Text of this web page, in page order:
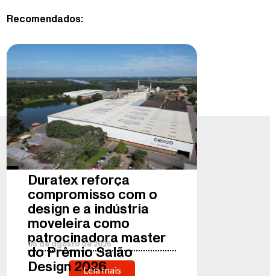
Recomendados:
Duratex reforça
compromisso com o
design e a indústria
moveleira como
patrocinadora master
do Prêmio Salão
Design 2026
05deagostode2026
Leia mais